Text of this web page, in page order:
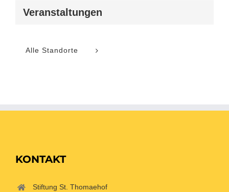
Veranstaltungen
Alle Standorte
KONTAKT
Stiftung St. Thomaehof